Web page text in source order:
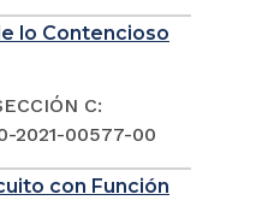
lo Contencioso
C:
2021-00577-00
con Función